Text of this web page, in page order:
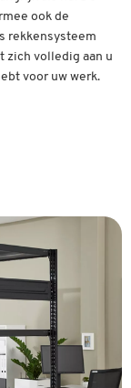
ook de
rekkensysteem
zich volledig aan u
voor uw werk.